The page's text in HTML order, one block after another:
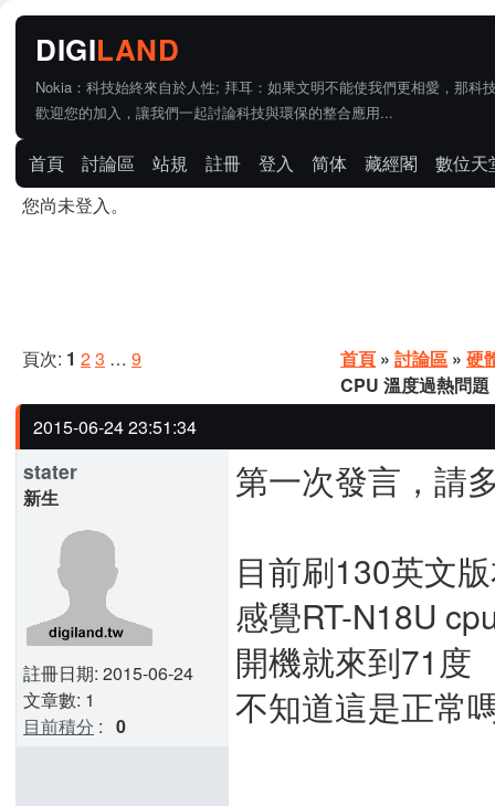
Nokia：科技始終來自於人性; 拜耳：如果文明不能使我們更相愛，那科
歡迎您的加入，讓我們一起討論科技與環保的整合應用...
首頁 討論區 站規 註冊 登入 简体 藏經閣
數位天
您尚未登入。
頁次: 1 23 … 9 首頁 » 討論區 » 硬
CPU 溫度過熱問題
2015-06-24 23:51:34
stater
新生
註冊日期: 2015-06-24
文章數: 1
目前積分 : 0
第一次發言，請
目前刷130英文
感覺RT-N18U
開機就來到71度
不知道這是正常